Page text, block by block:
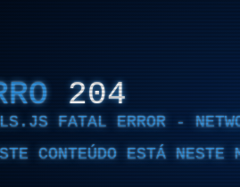
204
FATAL ERROR -
CONTEÚDO ESTÁ NESTE